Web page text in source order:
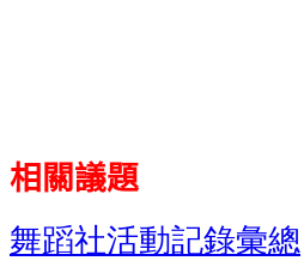
相關議題
舞蹈社活動記錄彙總